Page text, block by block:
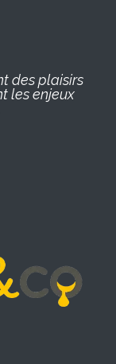
des plaisirs
les enjeux